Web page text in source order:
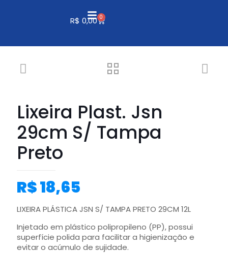
R$ 0,00 0
Lixeira Plast. Jsn
29cm S/ Tampa
Preto
R$18,65
LIXEIRA PLÁSTICA JSN S/ TAMPA PRETO 29CM 12L
Injetado em plástico polipropileno (PP), possui
superfície polida para facilitar a higienização e
evitar o acúmulo de sujidade.